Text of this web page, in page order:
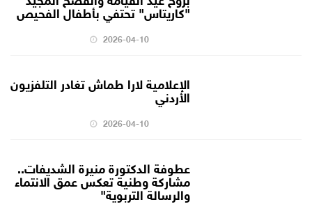
"كاريتاس" تحتفي بأطفال الفحيص
2026-04-10
الإعلامية لارا طماش تغادر التلفزيون
الأردني
2026-04-10
عطوفة الدكتورة منيرة الشديفات..
مشاركة وطنية تعكس عمق الانتماء
والرسالة التربوية"